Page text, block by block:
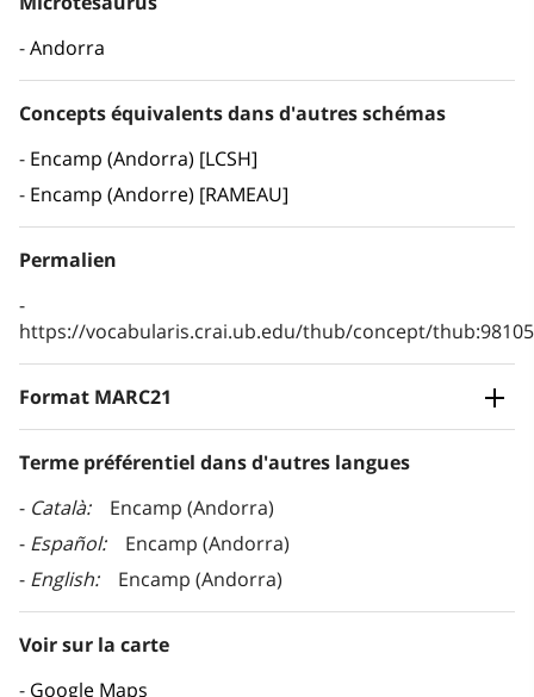
Andorra
Concepts équivalents dans d'autres schémas
Encamp (Andorra) [LCSH]
Encamp (Andorre) [RAMEAU]
Permalien
https://vocabularis.crai.ub.edu/thub/concept/
Format MARC21
Terme préférentiel dans d'autres langues
Català
Encamp (Andorra)
Español
Encamp (Andorra)
English
Encamp (Andorra)
Voir sur la carte
Google Maps